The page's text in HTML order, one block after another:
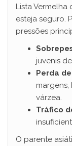
Lista Vermelha
esteja seguro.
pressões
juvenis
Perda
várzea.
Tráfico
O parente